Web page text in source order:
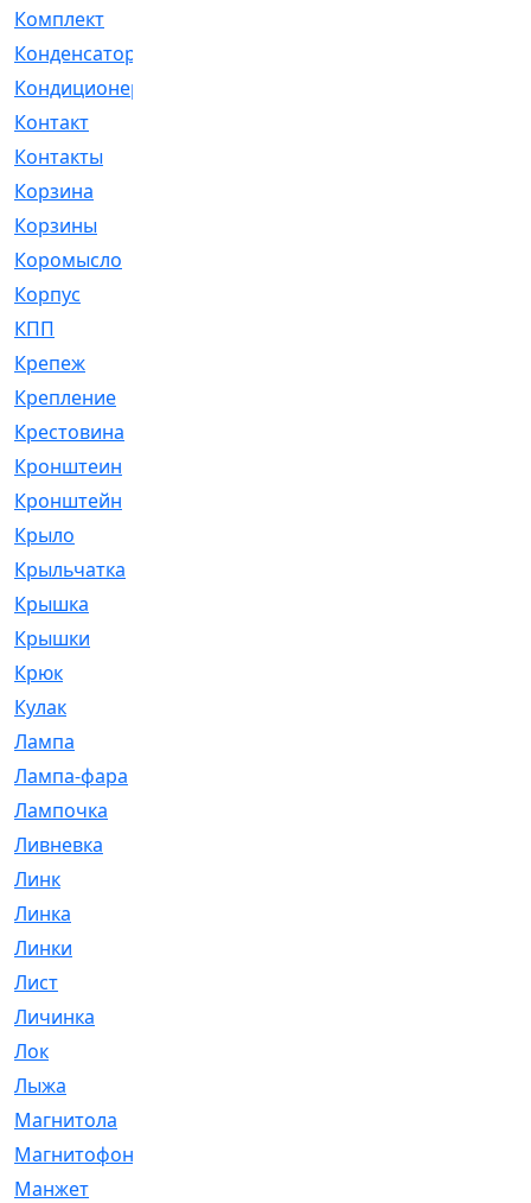
Комплект
Конденсатор
Кондиционер
Контакт
Контакты
Корзина
Корзины
Коромысло
Корпус
КПП
Крепеж
Крепление
Крестовина
Кронштеин
Кронштейн
Крыло
Крыльчатка
Крышка
Крышки
Крюк
Кулак
Лампа
Лампа-фара
Лампочка
Ливневка
Линк
Линка
Линки
Лист
Личинка
Лок
Лыжа
Магнитола
Магнитофон
Манжет